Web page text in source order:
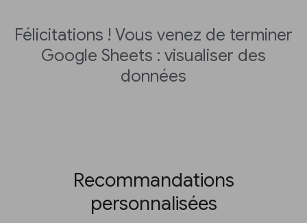
Félicitations ! Vous venez de terminer
Google Sheets : visualiser des
données
Recommandations
personnalisées